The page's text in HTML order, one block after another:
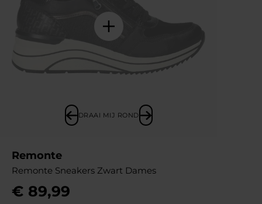
DRAAI MIJ ROND
Remonte
Remonte Sneakers Zwart Dames
€ 89,99